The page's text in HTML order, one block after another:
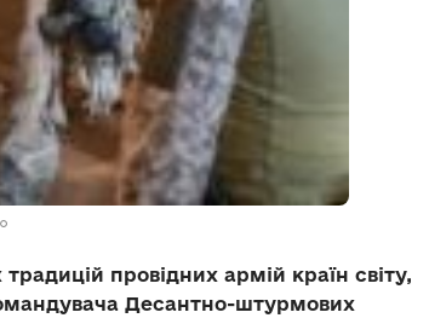
провідних армій країн світу,
Десантно-штурмових